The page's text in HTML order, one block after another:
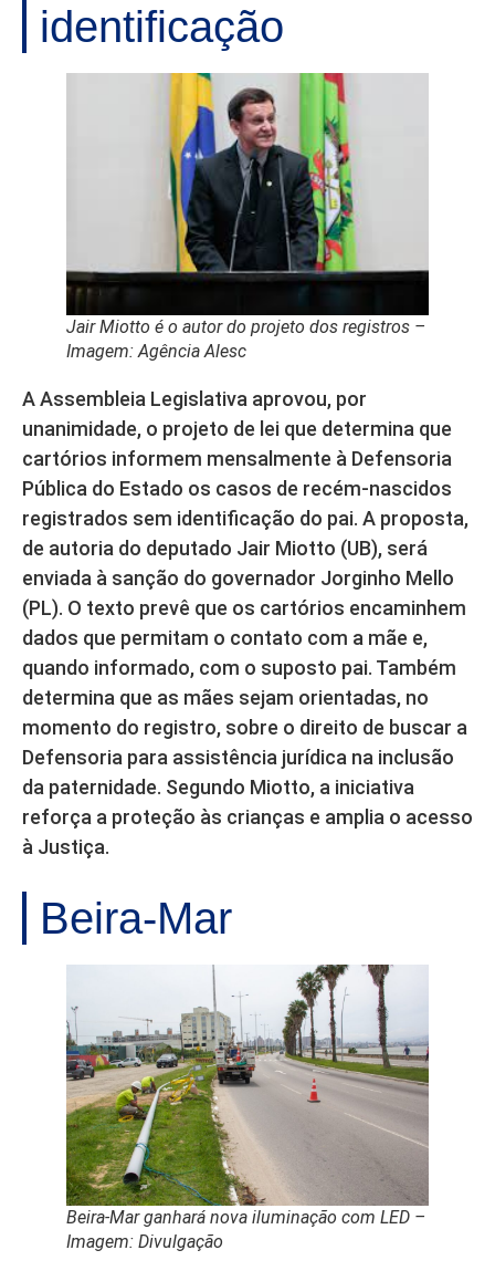
identificação
Jair Miotto é o autor do projeto dos registros –
Imagem: Agência Alesc
A Assembleia Legislativa aprovou, por
unanimidade, o projeto de lei que determina que
cartórios informem mensalmente à Defensoria
Pública do Estado os casos de recém-nascidos
registrados sem identificação do pai. A proposta,
de autoria do deputado Jair Miotto (UB), será
enviada à sanção do governador Jorginho Mello
(PL). O texto prevê que os cartórios encaminhem
dados que permitam o contato com a mãe e,
quando informado, com o suposto pai. Também
determina que as mães sejam orientadas, no
momento do registro, sobre o direito de buscar a
Defensoria para assistência jurídica na inclusão
da paternidade. Segundo Miotto, a iniciativa
reforça a proteção às crianças e amplia o acesso
à Justiça.
Beira-Mar
Beira-Mar ganhará nova iluminação com LED –
Imagem: Divulgação